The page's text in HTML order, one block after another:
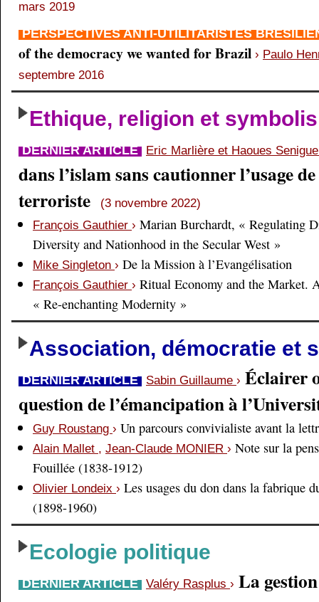
mars 2019
PERSPECTIVES ANTI-UTILITARISTES
of the democracy we wanted for Brazil › Paulo
septembre 2016
Ethique, religion et
DERNIER ARTICLE Eric Marlière et Haoues
dans l’islam sans cautionner l’usage
terroriste
(3 novembre 2022)
François Gauthier › Marian Burchardt, « Regulating
Diversity and Nationhood in the Secular West »
Mike Singleton › De la Mission à l’Evangélisation
François Gauthier › Ritual Economy and the Market.
« Re-enchanting Modernity »
Association, démocratie et
DERNIER ARTICLE Sabin Guillaume › Éclairer
question de l’émancipation à
Guy Roustang › Un parcours convivialiste avant la
Alain Mallet , Jean-Claude MONIER › Note sur la
Fouillée (1838-1912)
Olivier Londeix › Les usages du don dans la fabrique
(1898-1960)
Ecologie politique
DERNIER ARTICLE Valéry Rasplus › La